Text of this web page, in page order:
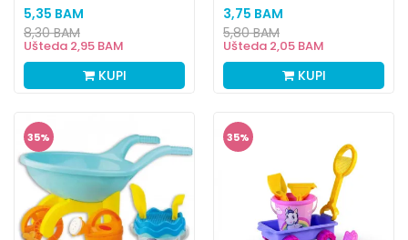
5,35 BAM
Ušteda 2,95 BAM
8,30BAM
KUPI
3,75 BAM
Ušteda 2,05 BAM
5,80BAM
KUPI
35% 35%